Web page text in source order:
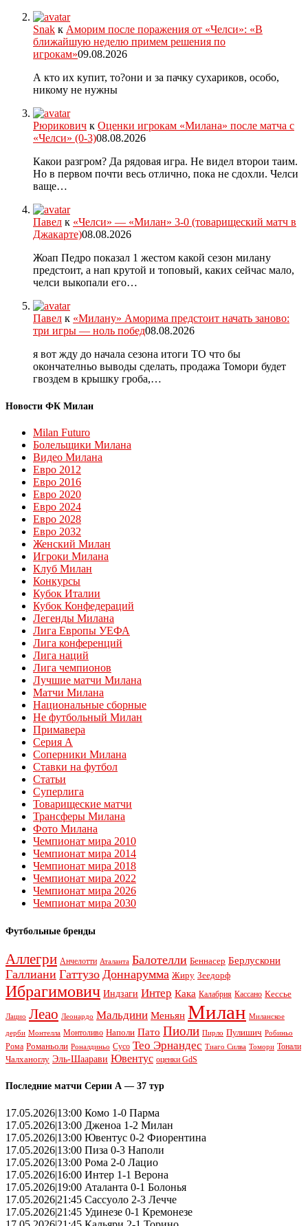
Snak к Аморим после поражения от «Челси»: «В
ближайшую неделю примем решения по
игрокам»09.08.2026
А кто их купит, то?они и за пачку сухариков, особо,
никому не нужны
Рюрикович к Оценки игрокам «Милана» после матча с
«Челси» (0-3)08.08.2026
Какои разгром? Да рядовая игра. Не видел второи таим.
Но в первом почти весь отлично, пока не сдохли. Челси
ваще…
Павел к «Челси» — «Милан» 3-0 (товарищеский матч в
Джакарте)08.08.2026
Жоап Педро показал 1 жестом какой сезон милану
предстоит, а нап крутой и топовый, каких сейчас мало,
челси выкопали его…
Павел к «Милану» Аморима предстоит начать заново:
три игры — ноль побед08.08.2026
я вот жду до начала сезона итоги ТО что бы
окончателньо выводы сделать, продажа Томори будет
гвоздем в крышку гроба,…
Новости ФК Милан
Milan Futuro
Болельщики Милана
Видео Милана
Евро 2012
Евро 2016
Евро 2020
Евро 2024
Евро 2028
Евро 2032
Женский Милан
Игроки Милана
Клуб Милан
Конкурсы
Кубок Италии
Кубок Конфедераций
Легенды Милана
Лига Европы УЕФА
Лига конференций
Лига наций
Лига чемпионов
Лучшие матчи Милана
Матчи Милана
Национальные сборные
Не футбольный Милан
Примавера
Серия А
Соперники Милана
Ставки на футбол
Статьи
Суперлига
Товарищеские матчи
Трансферы Милана
Фото Милана
Чемпионат мира 2010
Чемпионат мира 2014
Чемпионат мира 2018
Чемпионат мира 2022
Чемпионат мира 2026
Чемпионат мира 2030
Футбольные бренды
Аллегри Анчелотти Аталанта Балотелли Беннасер Берлускони
Галлиани Гаттузо Доннарумма Жиру Зеедорф
Ибрагимович Индзаги Интер Кака Калабрия Кассано Кессье
Лацио Леао Леонардо Мальдини Меньян Милан Миланское
дерби Монтелла Монтоливо Наполи Пато Пиоли Пирло Пулишич Робиньо
Рома Романьоли Роналдиньо Сусо Тео Эрнандес Тиаго Силва Томори Тонали
Чалханоглу Эль-Шаарави Ювентус оценки GdS
Последние матчи Серии А — 37 тур
17.05.2026|13:00 Комо 1-0 Парма
17.05.2026|13:00 Дженоа 1-2 Милан
17.05.2026|13:00 Ювентус 0-2 Фиорентина
17.05.2026|13:00 Пиза 0-3 Наполи
17.05.2026|13:00 Рома 2-0 Лацио
17.05.2026|16:00 Интер 1-1 Верона
17.05.2026|19:00 Аталанта 0-1 Болонья
17.05.2026|21:45 Сассуоло 2-3 Лечче
17.05.2026|21:45 Удинезе 0-1 Кремонезе